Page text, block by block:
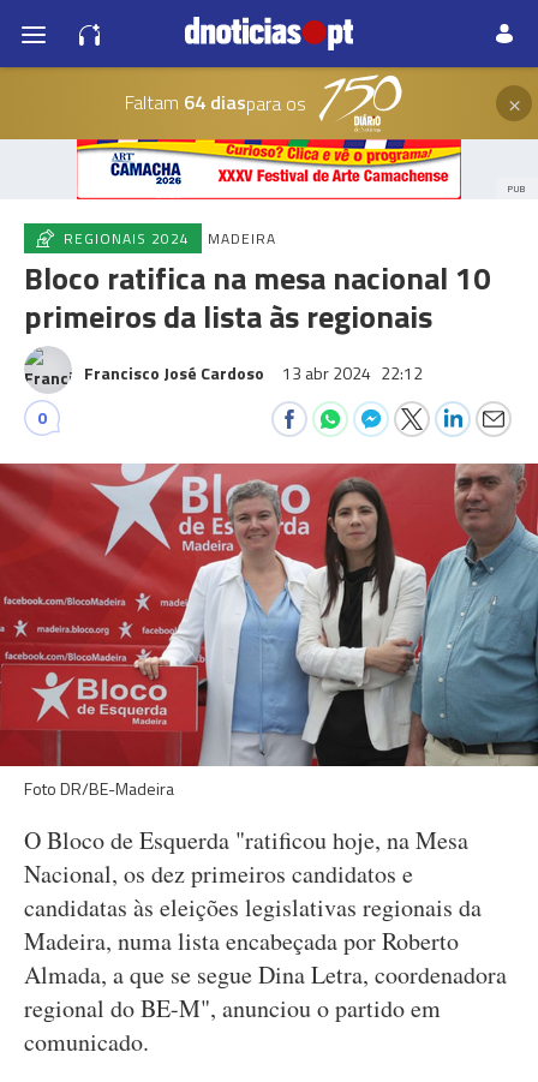
Faltam 64 diaspara os ×
PUB
REGIONAIS 2024 MADEIRA
Bloco ratifica na mesa nacional 10
primeiros da lista às regionais
Francisco José Cardoso 13 abr 2024 22:12
0
Foto DR/BE-Madeira
O Bloco de Esquerda "ratificou hoje, na Mesa
Nacional, os dez primeiros candidatos e
candidatas às eleições legislativas regionais da
Madeira, numa lista encabeçada por Roberto
Almada, a que se segue Dina Letra, coordenadora
regional do BE-M", anunciou o partido em
comunicado.